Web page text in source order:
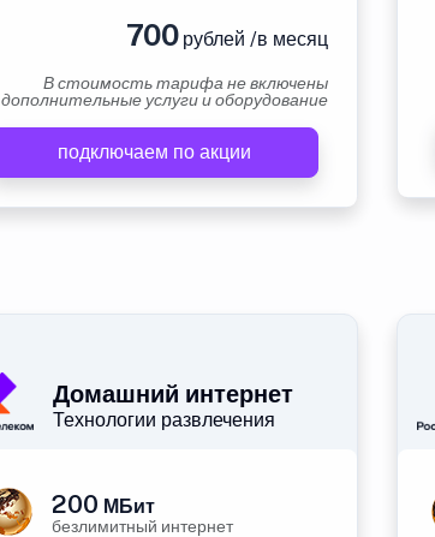
700рублей /в месяц
В стоимость тарифа не включены
дополнительные услуги и оборудование
подключаем по акции
Домашний интернет
Технологии развлечения
200 МБит
безлимитный интернет